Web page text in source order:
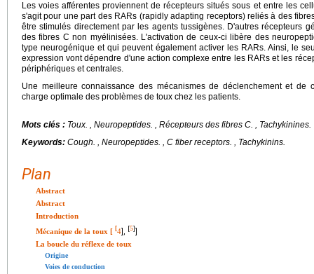
Les voies afférentes proviennent de récepteurs situés sous et entre les
s'agit pour une part des RARs (rapidly adapting receptors) reliés à des
être stimulés directement par les agents tussigènes. D'autres récepteurs
des fibres C non myélinisées. L'activation de ceux-ci libère des
type neurogénique et qui peuvent également activer les RARs. Ainsi, le
expression vont dépendre d'une action complexe entre les RARs et les
périphériques et centrales.
Une meilleure connaissance des mécanismes de déclenchement et de
charge optimale des problèmes de toux chez les patients.
Mots clés : Toux. , Neuropeptides. , Récepteurs des fibres C. , Tachykinines.
Keywords: Cough. , Neuropeptides. , C fiber receptors. , Tachykinins.
Plan
Abstract
Abstract
Introduction
Mécanique de la toux [ [4], [5] ]
La boucle du réflexe de toux
Origine
Voies de conduction